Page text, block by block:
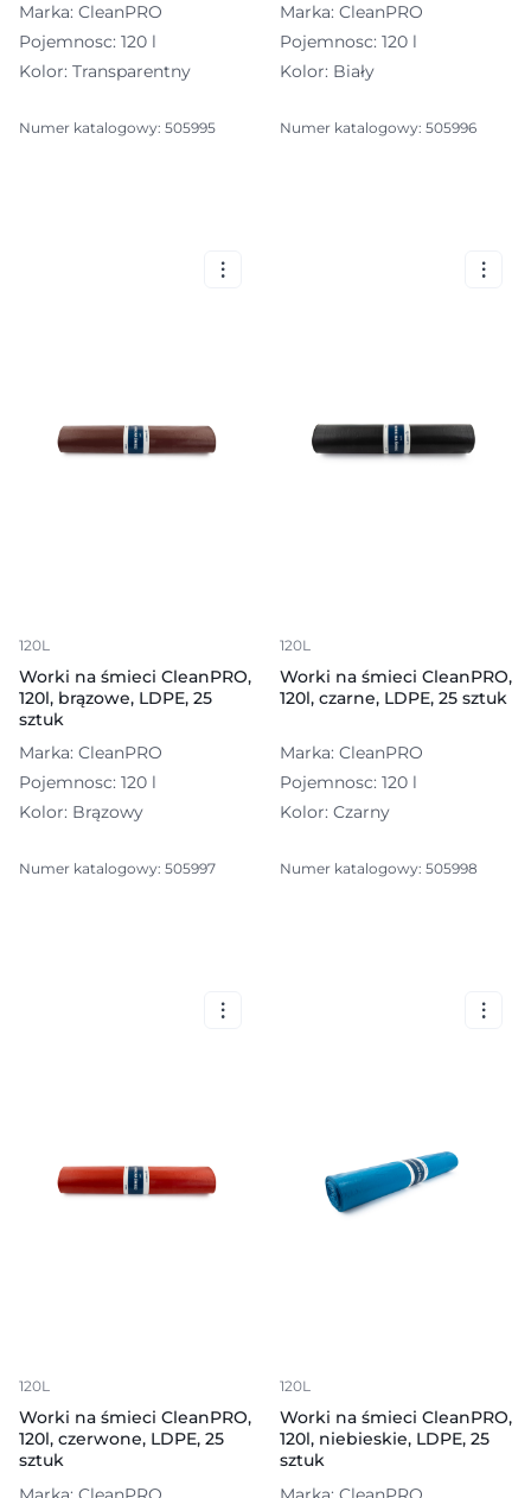
Marka: CleanPRO
Pojemnosc: 120 l
Kolor: Transparentny
Numer katalogowy: 505995
Marka: CleanPRO
Pojemnosc: 120 l
Kolor: Biały
Numer katalogowy: 505996
120L
Worki na śmieci CleanPRO,
120l, brązowe, LDPE, 25
sztuk
Marka: CleanPRO
Pojemnosc: 120 l
Kolor: Brązowy
Numer katalogowy: 505997
120L
Worki na śmieci CleanPRO,
120l, czarne, LDPE, 25 sztuk
Marka: CleanPRO
Pojemnosc: 120 l
Kolor: Czarny
Numer katalogowy: 505998
120L
Worki na śmieci CleanPRO,
120l, czerwone, LDPE, 25
sztuk
120L
Worki na śmieci CleanPRO,
120l, niebieskie, LDPE, 25
sztuk